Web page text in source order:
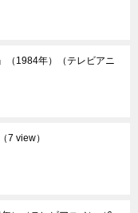
（1984年）（テレビアニ
（7 view）